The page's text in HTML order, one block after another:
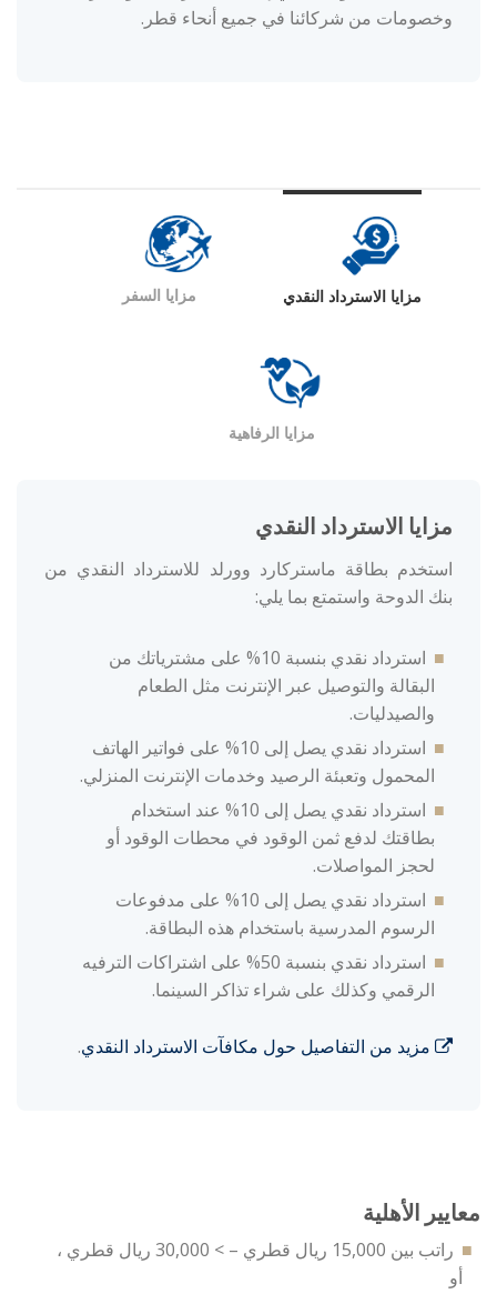
وخصومات من شركائنا في جميع أنحاء قطر.
مزايا الاسترداد النقدي مزايا السفر
مزايا الرفاهية
مزايا الاسترداد النقدي
استخدم بطاقة ماستركارد وورلد للاسترداد النقدي من
بنك الدوحة واستمتع بما يلي:
استرداد نقدي بنسبة 10% على مشترياتك من
البقالة والتوصيل عبر الإنترنت مثل الطعام
والصيدليات.
استرداد نقدي يصل إلى 10% على فواتير الهاتف
المحمول وتعبئة الرصيد وخدمات الإنترنت المنزلي.
استرداد نقدي يصل إلى 10% عند استخدام
بطاقتك لدفع ثمن الوقود في محطات الوقود أو
لحجز المواصلات.
استرداد نقدي يصل إلى 10% على مدفوعات
الرسوم المدرسية باستخدام هذه البطاقة.
استرداد نقدي بنسبة 50% على اشتراكات الترفيه
الرقمي وكذلك على شراء تذاكر السينما.
مزيد من التفاصيل حول مكافآت الاسترداد النقدي.
معايير الأهلية
راتب بين 15,000 ريال قطري – > 30,000 ريال قطري ،
أو